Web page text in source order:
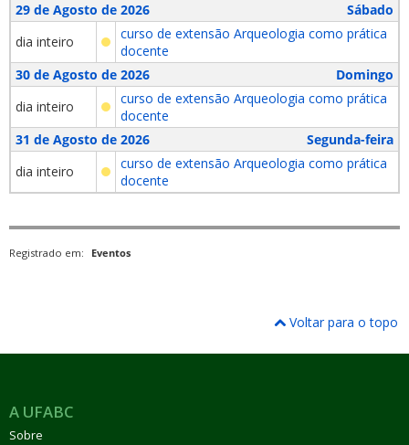
29 de Agosto de 2026
Sábado
dia inteiro
curso de extensão Arqueologia como prática
docente
30 de Agosto de 2026
Domingo
dia inteiro
curso de extensão Arqueologia como prática
docente
31 de Agosto de 2026
Segunda-feira
dia inteiro
curso de extensão Arqueologia como prática
docente
Registrado em: Eventos
Voltar para o topo
A UFABC
Sobre